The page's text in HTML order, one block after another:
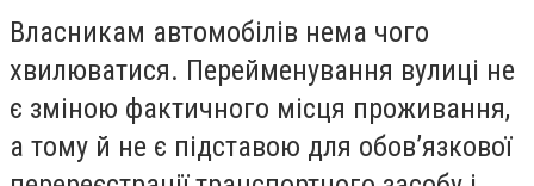
Власникам автомобілів нема чого
хвилюватися. Перейменування вулиці не
є зміною фактичного місця проживання,
а тому й не є підставою для обов’язкової